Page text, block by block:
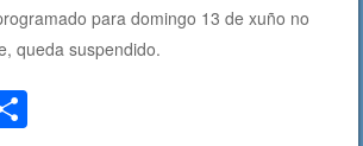
para domingo 13 de xuño no
queda suspendido.